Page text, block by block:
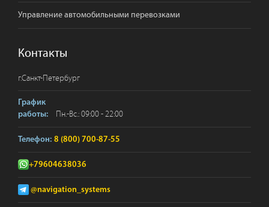
Управление автомобильными перевозками
Контакты
г.Санкт-Петербург
График
работы:
Пн.-Вс.: 09:00 - 22:00
Телефон: 8 (800) 700-87-55
+79604638036
@navigation_systems